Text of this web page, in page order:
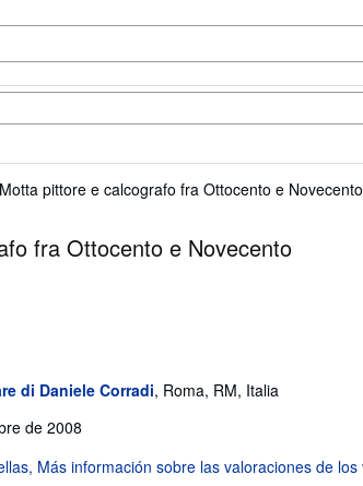
pittore e calcografo fra Ottocento e Novecento
fra Ottocento e Novecento
di Daniele Corradi, Roma, RM, Italia
de 2008